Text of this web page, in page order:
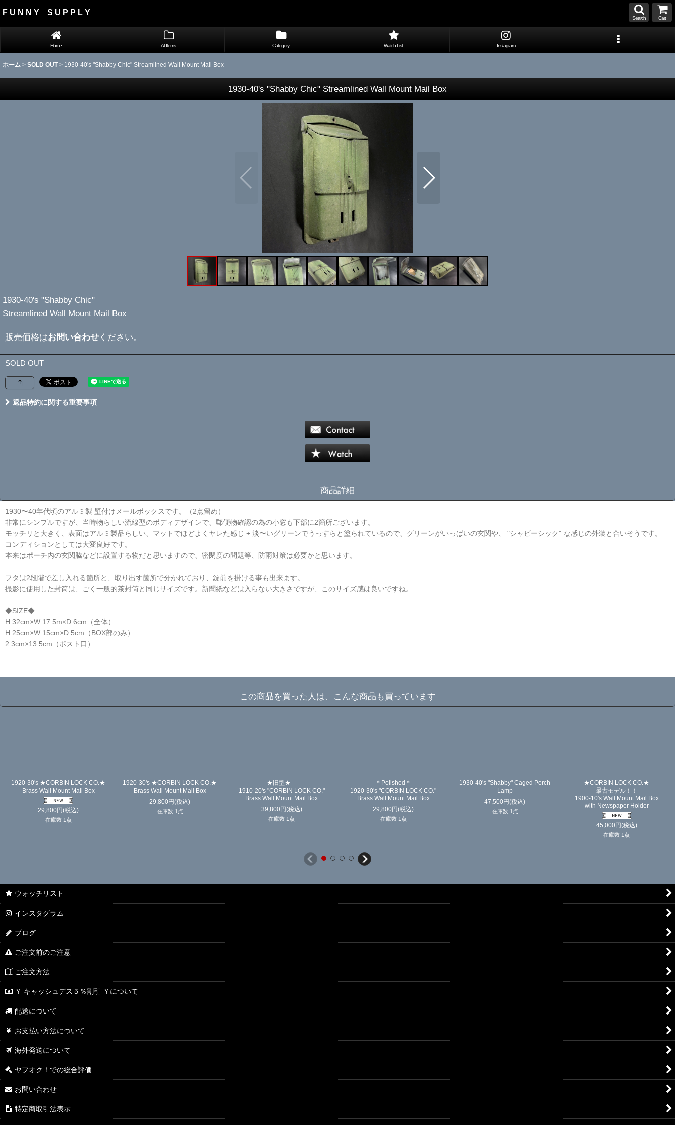
F U N N Y S U P P L Y
Search Cart
Home All Items Category Watch List Instagram
ホーム > SOLD OUT > 1930-40's "Shabby Chic" Streamlined Wall Mount Mail Box
1930-40's "Shabby Chic" Streamlined Wall Mount Mail Box
1930-40's "Shabby Chic"
Streamlined Wall Mount Mail Box
販売価格はお問い合わせ ください。
SOLD OUT
返品特約に関する重要事項
商品詳細
1930〜40年代頃のアルミ製 壁付けメールボックスです。（2点留め）
非常にシンプルですが、当時物らしい流線型のボディデザインで、郵便物確認の為の小窓も下部に2箇所ございます。
モッチリと大きく、表面はアルミ製品らしい、マットでほどよくヤレた感じ + 淡〜いグリーンでうっすらと塗られているので、グリーンがいっぱいの玄関や、 "シャビーシック" な感じの外装と合いそうです。
コンディションとしては大変良好です。
本来はポーチ内の玄関脇などに設置する物だと思いますので、密閉度の問題等、防雨対策は必要かと思います。
フタは2段階で差し入れる箇所と、取り出す箇所で分かれており、錠前を掛ける事も出来ます。
撮影に使用した封筒は、ごく一般的茶封筒と同じサイズです。新聞紙などは入らない大きさですが、このサイズ感は良いですね。
◆SIZE◆
H:32cm×W:17.5m×D:6cm（全体）
H:25cm×W:15cm×D:5cm（BOX部のみ）
2.3cm×13.5cm（ポスト口）
この商品を買った人は、こんな商品も買っています
1920-30's ★CORBIN LOCK CO.★
Brass Wall Mount Mail Box
29,800円(税込)
在庫数 1点
1920-30's ★CORBIN LOCK CO.★
Brass Wall Mount Mail Box
29,800円(税込)
在庫数 1点
★旧型★
1910-20's "CORBIN LOCK CO."
Brass Wall Mount Mail Box
39,800円(税込)
在庫数 1点
-＊Polished＊-
1920-30's "CORBIN LOCK CO."
Brass Wall Mount Mail Box
29,800円(税込)
在庫数 1点
1930-40's "Shabby" Caged Porch
Lamp
47,500円(税込)
在庫数 1点
★CORBIN LOCK CO.★
最古モデル！！
1900-10's Wall Mount Mail Box
with Newspaper Holder
45,000円(税込)
在庫数 1点
ウォッチリスト
インスタグラム
ブログ
ご注文前のご注意
ご注文方法
￥ キャッシュデス５％割引 ￥について
配送について
お支払い方法について
海外発送について
ヤフオク！での総合評価
お問い合わせ
特定商取引法表示